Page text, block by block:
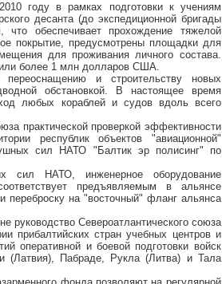
году в рамках подготовки к учениям
десанта (до экспедиционной бригады
обеспечивает прохождение тяжелой
покрытие, предусмотрены площадки для
для проживания личного состава.
более 1 млн долларов США.
и строительству новых
обстановкой. В настоящее время
любых кораблей и судов вдоль всего
практической проверкой эффективности
республик объектов "авиационной"
сил НАТО "Балтик эр полисинг" по
сил НАТО, инженерное оборудование
предъявляемым в альянсе
переброску на "восточный" фланг альянса
руководство Североатлантического союза
прибалтийских стран учебных центров и
оперативной и боевой подготовки войск
(Латвия), Пабраде, Рукла (Литва) и Тала